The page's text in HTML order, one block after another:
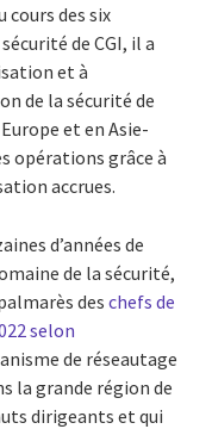
cours des six
de CGI, il a
et à
de la sécurité de
et en Asie-
opérations grâce à
accrues.
d’années de
de la sécurité,
des chefs de
selon
de réseautage
la grande région de
dirigeants et qui